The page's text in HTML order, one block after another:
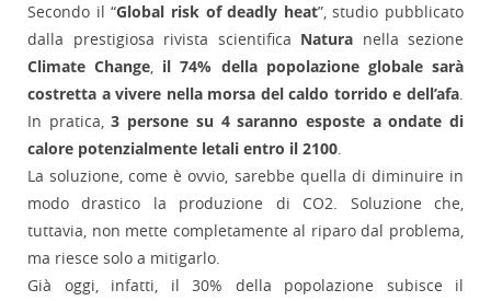
Secondo il “Global risk of deadly heat”, studio pubblicato
dalla prestigiosa rivista scientifica Natura nella sezione
Climate Change, il 74% della popolazione globale sarà
costretta a vivere nella morsa del caldo torrido e dell’afa.
In pratica,3 persone su 4 saranno esposte a ondate di
calore potenzialmente letali entro il 2100.
La soluzione, come è ovvio, sarebbe quella di diminuire in
modo drastico la produzione di CO2. Soluzione che,
tuttavia, non mette completamente al riparo dal problema,
ma riesce solo a mitigarlo.
Già oggi, infatti, il 30% della popolazione subisce il